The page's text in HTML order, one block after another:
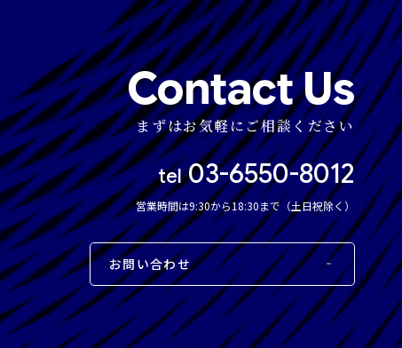
Contact Us
まずはお気軽にご相談ください
tel03-6550-8012
営業時間は9:30から18:30まで（土日祝除く）
お問い合わせ